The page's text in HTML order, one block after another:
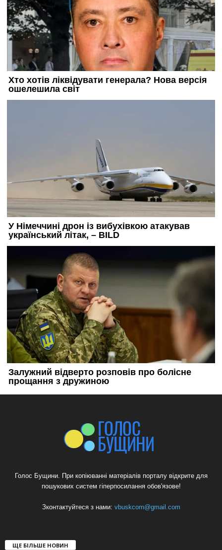
Голос Бущини. При копіюванні матеріалів порталу відкрите для
пошукових систем гіперпосилання обов'язове!
Зконтактуйтеся з нами: vbuskcom@gmail.com
ЩЕ БІЛЬШЕ НОВИН